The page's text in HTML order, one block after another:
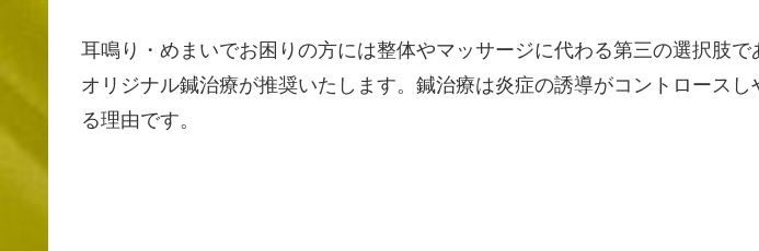
耳鳴り・めまいでお困りの方には整体やマッサージに代わる第三の選択肢
オリジナル鍼治療が推奨いたします。鍼治療は炎症の誘導がコントロースし
る理由です。